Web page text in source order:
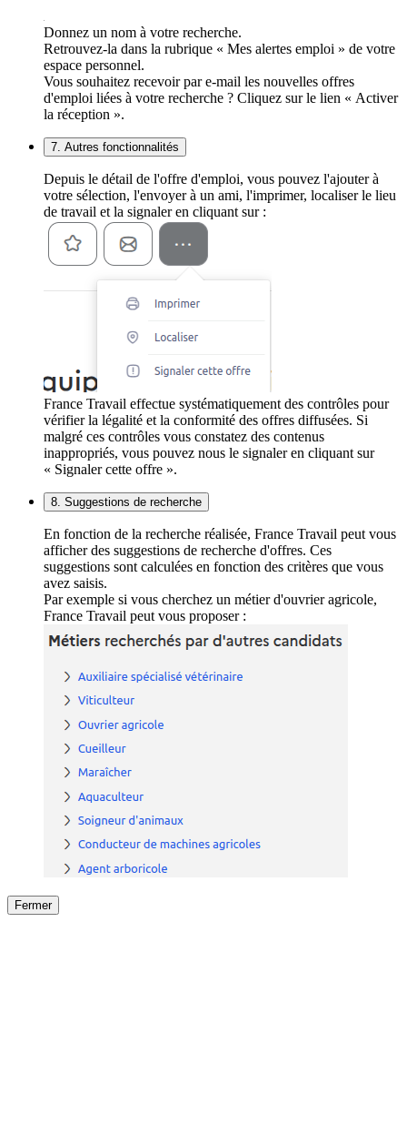
Donnez un nom à votre recherche.
Retrouvez-la dans la rubrique « Mes alertes emploi » de votre
espace personnel.
Vous souhaitez recevoir par e-mail les nouvelles offres
d'emploi liées à votre recherche ? Cliquez sur le lien « Activer
la réception ».
7. Autres fonctionnalités
Depuis le détail de l'offre d'emploi, vous pouvez l'ajouter à
votre sélection, l'envoyer à un ami, l'imprimer, localiser le lieu
de travail et la signaler en cliquant sur :
France Travail effectue systématiquement des contrôles pour
vérifier la légalité et la conformité des offres diffusées. Si
malgré ces contrôles vous constatez des contenus
inappropriés, vous pouvez nous le signaler en cliquant sur
« Signaler cette offre ».
8. Suggestions de recherche
En fonction de la recherche réalisée, France Travail peut vous
afficher des suggestions de recherche d'offres. Ces
suggestions sont calculées en fonction des critères que vous
avez saisis.
Par exemple si vous cherchez un métier d'ouvrier agricole,
France Travail peut vous proposer :
Fermer